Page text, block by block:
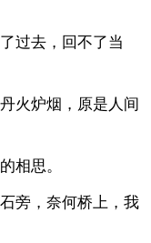
过去，回不了当
火炉烟，原是人间
相思。
旁，奈何桥上，我